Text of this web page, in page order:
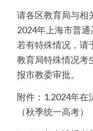
请各区教育局与相
2024年上海市普通
若有特殊情况，请
教育局特殊情况考
报市教委审批。
附件：1.2024年在
（秋季统一高考）